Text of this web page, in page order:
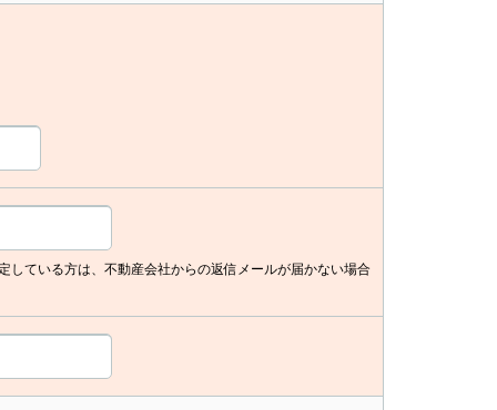
している方は、不動産会社からの返信メールが届かない場合